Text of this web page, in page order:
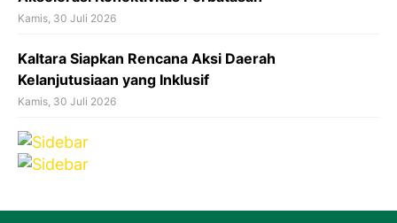
Kamis, 30 Juli 2026
Kaltara Siapkan Rencana Aksi Daerah
Kelanjutusiaan yang Inklusif
Kamis, 30 Juli 2026